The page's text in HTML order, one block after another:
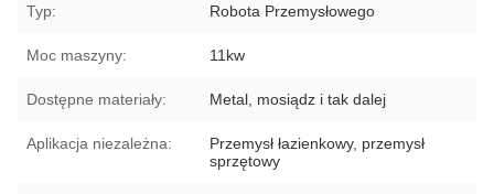
Typ: Robota Przemysłowego
Moc maszyny: 11kw
Dostępne materiały: Metal, mosiądz i tak dalej
Aplikacja niezależna:
Przemysł łazienkowy, przemysł
sprzętowy